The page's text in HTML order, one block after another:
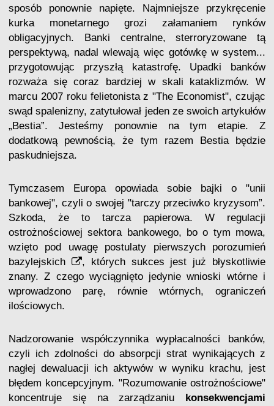
sposób ponownie napięte. Najmniejsze przykręcenie
kurka monetarnego grozi załamaniem rynków
obligacyjnych. Banki centralne, sterroryzowane tą
perspektywą, nadal wlewają więc gotówkę w system...
przygotowując przyszłą katastrofę. Upadki banków
rozważa się coraz bardziej w skali kataklizmów. W
marcu 2007 roku felietonista z "The Economist", czując
swąd spalenizny, zatytułował jeden ze swoich artykułów
„Bestia”. Jesteśmy ponownie na tym etapie. Z
dodatkową pewnością, że tym razem Bestia będzie
paskudniejsza.
Tymczasem Europa opowiada sobie bajki o "unii
bankowej", czyli o swojej "tarczy przeciwko kryzysom”.
Szkoda, że to tarcza papierowa. W regulacji
ostrożnościowej sektora bankowego, bo o tym mowa,
wzięto pod uwagę postulaty pierwszych porozumień
bazylejskich
, których sukces jest już błyskotliwie
znany. Z czego wyciągnięto jedynie wnioski wtórne i
wprowadzono parę, równie wtórnych, ograniczeń
ilościowych.
Nadzorowanie współczynnika wypłacalności banków,
czyli ich zdolności do absorpcji strat wynikających z
nagłej dewaluacji ich aktywów w wyniku krachu, jest
błędem koncepcyjnym. "Rozumowanie ostrożnościowe"
koncentruje się na zarządzaniu konsekwencjami